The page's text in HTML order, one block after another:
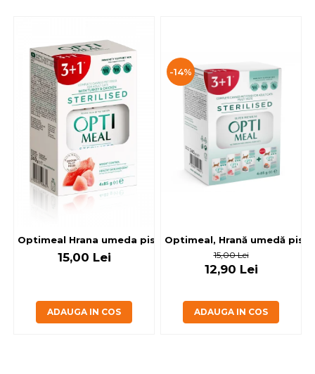
Optimeal Hrana umeda pisici
15,00 Lei
ADAUGA IN COS
-14%
Optimeal, Hrană umedă
15,00 Lei
12,90 Lei
ADAUGA IN COS